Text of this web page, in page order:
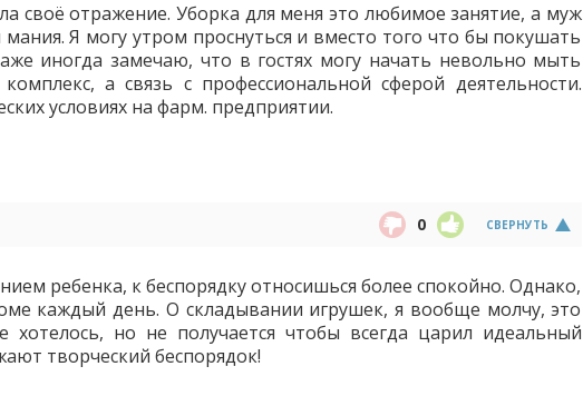
своё отражение. Уборка для меня это любимое занятие, а муж
Я могу утром проснуться и вместо того что бы покушать
иногда замечаю, что в гостях могу начать невольно мыть
а связь с профессиональной сферой деятельности.
условиях на фарм. предприятии.
СВЕРНУТЬ
0
ребенка, к беспорядку относишься более спокойно. Однако,
каждый день. О складывании игрушек, я вообще молчу, это
хотелось, но не получается чтобы всегда царил идеальный
творческий беспорядок!